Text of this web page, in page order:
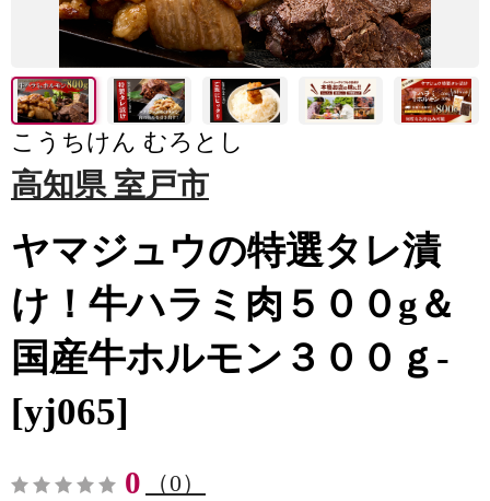
こうちけん むろとし
高知県 室戸市
ヤマジュウの特選タレ漬
け！牛ハラミ肉５００g＆
国産牛ホルモン３００ｇ-
[yj065]
0 （0）